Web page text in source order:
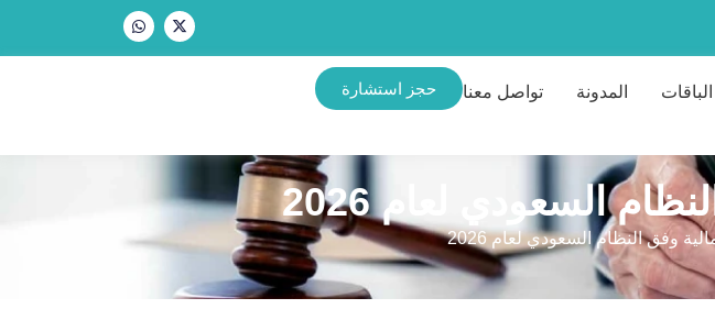
الباقات المدونة تواصل معنا حجز استشارة
السعودي لعام 2026
وفق النظام السعودي لعام 2026